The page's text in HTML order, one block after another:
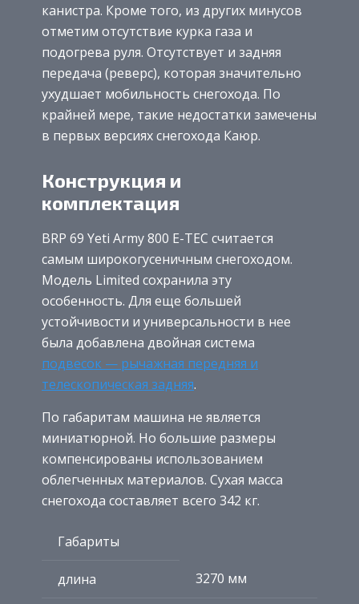
канистра. Кроме того, из других минусов
отметим отсутствие курка газа и
подогрева руля. Отсутствует и задняя
передача (реверс), которая значительно
ухудшает мобильность снегохода. По
крайней мере, такие недостатки замечены
в первых версиях снегохода Каюр.
Конструкция и
комплектация
BRP 69 Yeti Army 800 E-TEC считается
самым широкогусеничным снегоходом.
Модель Limited сохранила эту
особенность. Для еще большей
устойчивости и универсальности в нее
была добавлена двойная система
подвесок — рычажная передняя и
телескопическая задняя.
По габаритам машина не является
миниатюрной. Но большие размеры
компенсированы использованием
облегченных материалов. Сухая масса
снегохода составляет всего 342 кг.
Габариты
длина 3270 мм